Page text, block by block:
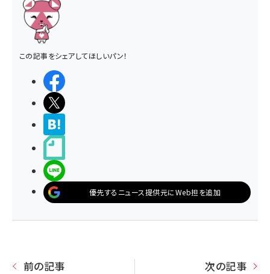
この記事をシェアしてほしいパン！
優先するニュース提供元にWeb担を追加
前の記事 次の記事